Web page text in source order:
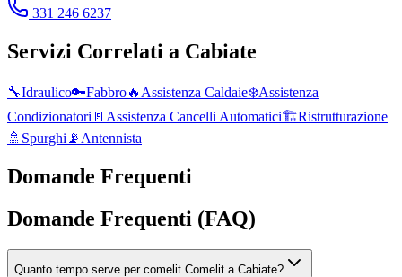
331 246 6237
Servizi Correlati a Cabiate
🔧Idraulico🔑Fabbro🔥 Assistenza Caldaie❄️Assistenza
Condizionatori 🚪 Assistenza Cancelli Automatici🏗️Ristrutturazione
🚿 Spurghi 📡 Antennista
Domande Frequenti
Domande Frequenti (FAQ)
Quanto tempo serve per comelit Comelit a Cabiate?